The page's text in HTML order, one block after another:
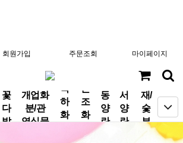
회원가입 주문조회 마이페이지
꽃
다
발
개업화
분/관
엽식물
축
하
화
근
조
화
동
양
란
서
양
란
분
재/
숯
부
작